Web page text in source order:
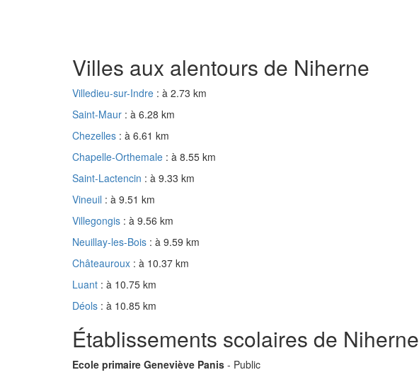
Villes aux alentours de Niherne
Villedieu-sur-Indre : à 2.73 km
Saint-Maur : à 6.28 km
Chezelles : à 6.61 km
Chapelle-Orthemale : à 8.55 km
Saint-Lactencin : à 9.33 km
Vineuil : à 9.51 km
Villegongis : à 9.56 km
Neuillay-les-Bois : à 9.59 km
Châteauroux : à 10.37 km
Luant : à 10.75 km
Déols : à 10.85 km
Établissements scolaires de Niherne
Ecole primaire Geneviève Panis - Public